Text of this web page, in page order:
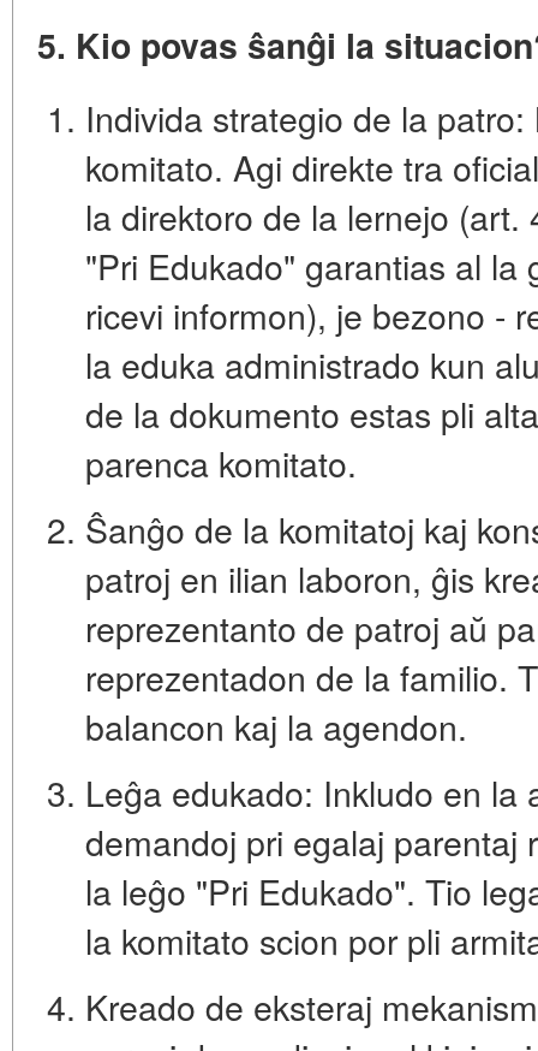
5. Kio povas ŝanĝi la
Individa strategio de la patro:
komitato. Agi direkte tra
la direktoro de la lernejo
"Pri Edukado" garantias al la
ricevi informon), je bezono -
la eduka administrado kun
de la dokumento estas pli
parenca komitato.
Ŝanĝo de la komitatoj kaj
patroj en ilian laboron, ĝis
reprezentanto de patroj aŭ
reprezentadon de la familio.
balancon kaj la agendon.
Leĝa edukado: Inkludo en la
demandoj pri egalaj parentaj
la leĝo "Pri Edukado". Tio
la komitato scion por pli
Kreado de eksteraj